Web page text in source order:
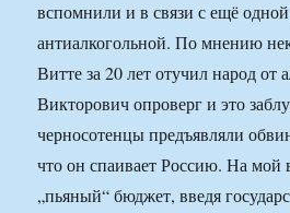
вспомнили и в связи с ещё
антиалкогольной. По мнению
Витте за 20 лет отучил народ от
Викторович опроверг и это
черносотенцы предъявляли
что он спаивает Россию. На мой
„пьяный“ бюджет, введя